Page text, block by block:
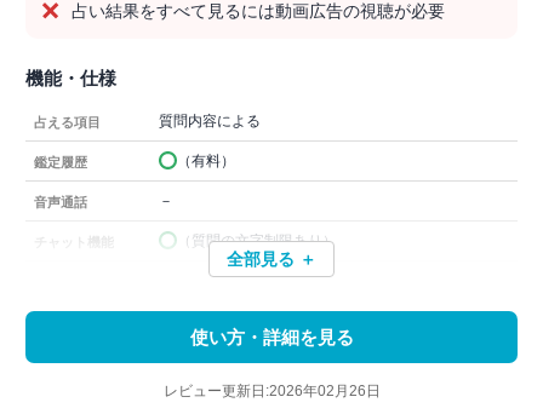
占い結果をすべて見るには動画広告の視聴が必要
機能・仕様
占える項目 質問内容による
鑑定履歴 （有料）
音声通話 －
チャット機能 （質問の文字制限あり）
全部見る ＋
使い方・詳細を見る
レビュー更新日:2026年02月26日